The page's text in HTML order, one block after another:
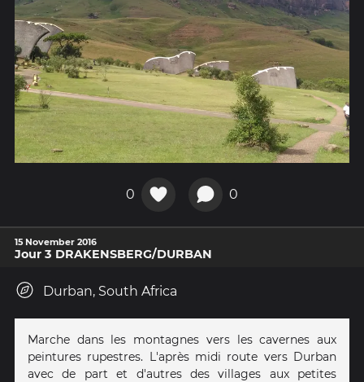
0 0
15 November 2016
Jour 3 DRAKENSBERG/DURBAN
Durban, South Africa
Marche dans les montagnes vers les cavernes aux
peintures rupestres. L'après midi route vers Durban
avec de part et d'autres des villages aux petites